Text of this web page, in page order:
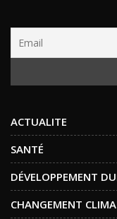
ACTUALITE
SANTÉ
DÉVELOPPEMENT
CHANGEMENT